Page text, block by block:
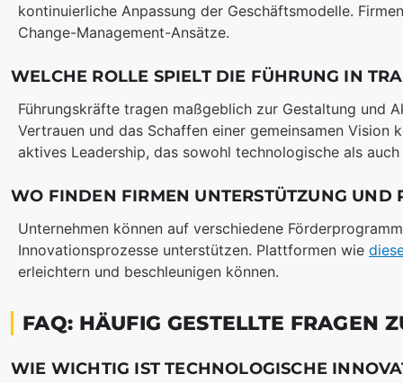
kontinuierliche Anpassung der Geschäftsmodelle.
Change-Management-Ansätze.
WELCHE ROLLE SPIELT DIE FÜHRUNG IN
Führungskräfte tragen maßgeblich zur Gestaltung und
Vertrauen und das Schaffen einer gemeinsamen
aktives Leadership, das sowohl technologische als
WO FINDEN FIRMEN UNTERSTÜTZUNG UND
Unternehmen können auf verschiedene
Innovationsprozesse unterstützen. Plattformen wie
erleichtern und beschleunigen können.
FAQ: HÄUFIG GESTELLTE FRAGEN
WIE WICHTIG IST TECHNOLOGISCHE